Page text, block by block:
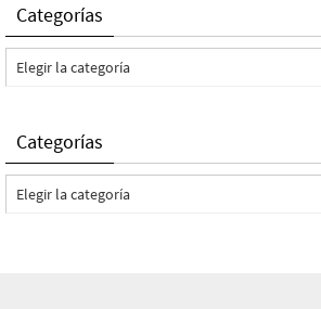
Categorías
Categorías
Categorías
Categorías